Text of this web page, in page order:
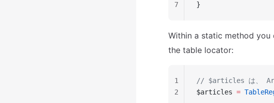
}
7
Within a static method you
the table locator:
// $articles は、
$articles =
1
2